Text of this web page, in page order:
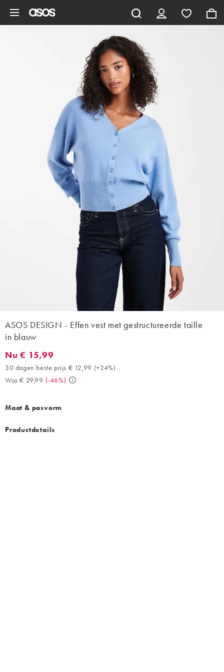
ASOS DESIGN - Effen vest met gestructureerde taille
in blauw
Nu € 15,99. 30 dagen beste prijs € 12,99 (+24%). Was € 29,99.
Nu € 15,99
30 dagen beste prijs € 12,99 (+24%)
Was € 29,99 (-46%)
Maat & pasvorm
Productdetails